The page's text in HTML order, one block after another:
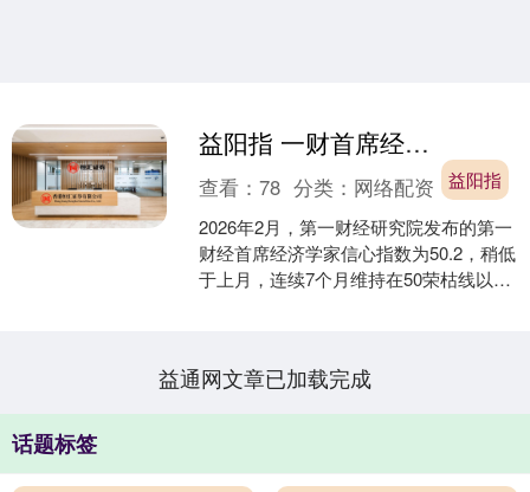
益阳指 一财首席经济学家调研：新年良好开局，全年GDP增速目标预计5%左右
益阳指
查看：78 分类： 网络配资
2026年2月，第一财经研究院发布的第一
财经首席经济学家信心指数为50.2，稍低
于上月，连续7个月维持在50荣枯线以
益通网文章已加载完成
话题标签